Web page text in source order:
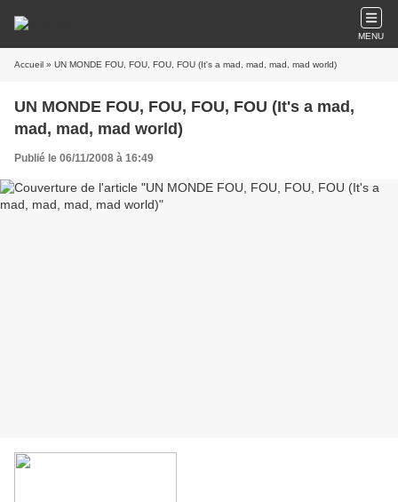
MENU
Accueil » UN MONDE FOU, FOU, FOU, FOU (It's a mad, mad, mad, mad world)
UN MONDE FOU, FOU, FOU, FOU (It's a mad,
mad, mad, mad world)
Publié le 06/11/2008 à 16:49